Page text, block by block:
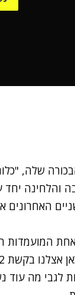
שלה,
והלחינה
המועמדות
לגבי מה